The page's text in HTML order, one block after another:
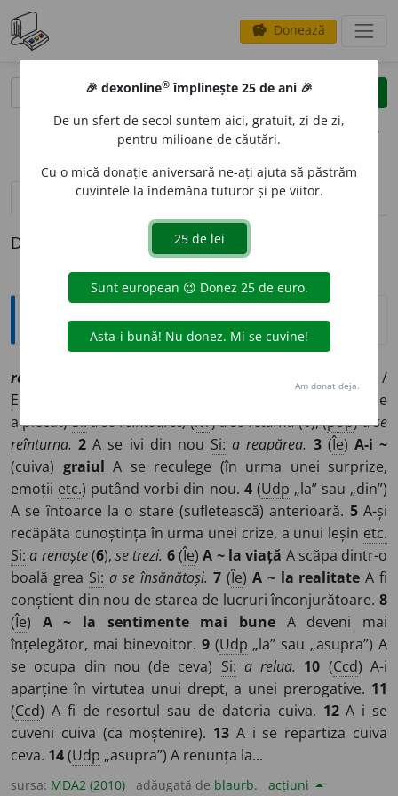
savings Donează
clear
opțiuni
definiții (1) pronunțievolume_up (50)
Definiția cu ID-ul 1176267:
Explicative DEX
reven
/
E:
A veni înapoi (la locul de unde
a plecat)Si:a se reîntoarce,(îvr)a se returna(1), (pop)a se
reînturna. 2 A se ivi din nou Si: a reapărea. 3(Îe) A-i ~
(cuiva) graiul A se reculege (în urma unei surprize,
emoții etc.) putând vorbi din nou. 4(Udp „la” sau „din”)
A se întoarce la o stare (sufletească) anterioară. 5A-și
recăpăta cunoștința în urma unei crize, a unui leșin etc.
Si: a renaște(6),se trezi. 6(Îe)A ~ la viață A scăpa dintr-o
boală grea Si: a se însănătoși. 7 (Îe) A ~ la realitate A fi
conștient din nou de starea de lucruri înconjurătoare. 8
(Îe) A ~ la sentimente mai bune A deveni mai
înțelegător, mai binevoitor. 9(Udp „la” sau „asupra”) A
se ocupa din nou (de ceva) Si: a relua. 10 (Ccd) A-i
aparține în virtutea unui drept, a unei prerogative. 11
(Ccd) A fi de resortul sau de datoria cuiva. 12A i se
cuveni cuiva (ca moștenire). 13 A i se repartiza cuiva
ceva. 14(Udp „asupra”) A renunța la...
sursa: MDA2 (2010) adăugată de blaurb. acțiuni
🎉 dexonline® împlinește 25 de ani 🎉
De un sfert de secol suntem aici, gratuit, zi de zi,
pentru milioane de căutări.
Cu o mică donație aniversară ne-ați ajuta să păstrăm
cuvintele la îndemâna tuturor și pe viitor.
Am donat deja.